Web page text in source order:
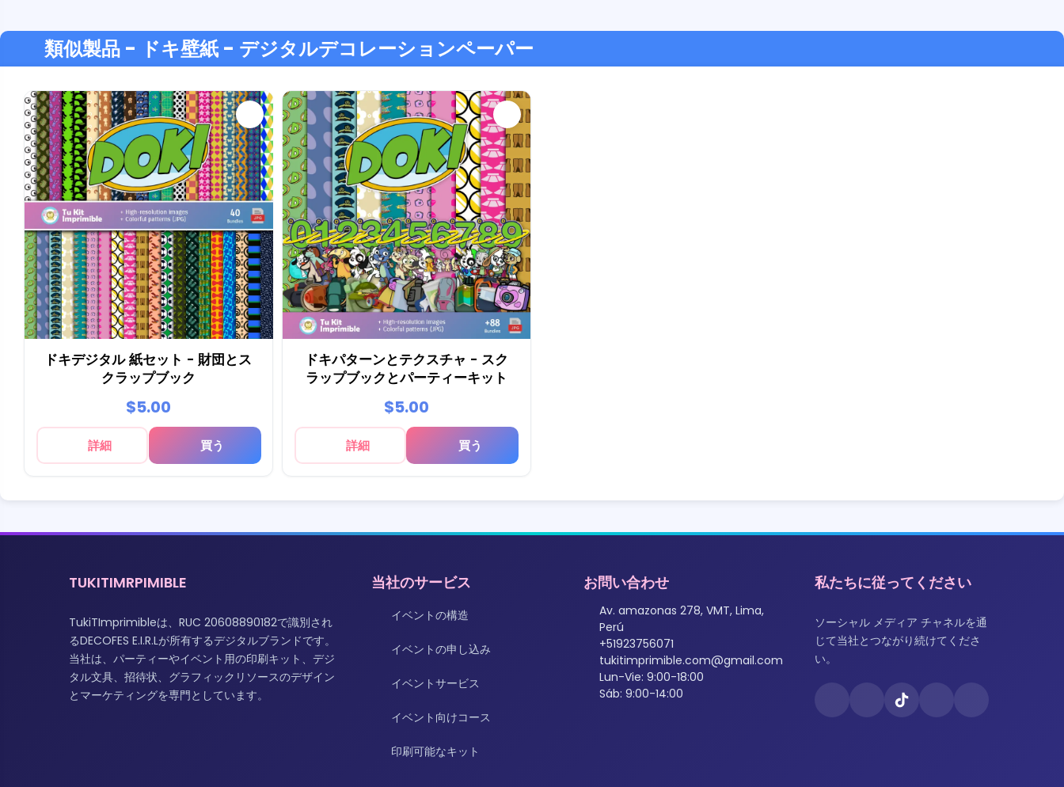
類似製品 - ドキ壁紙 - デジタルデコレーションペーパー
ドキデジタル 紙セット - 財団とス
クラップブック
$5.00
詳細 買う
ドキパターンとテクスチャ - スク
ラップブックとパーティーキット
$5.00
詳細 買う
TUKITIMRPIMIBLE
TukiTImprimibleは、RUC 20608890182で識別され
るDECOFES E.I.R.Lが所有するデジタルブランドです。
当社は、パーティーやイベント用の印刷キット、デジ
タル文具、招待状、グラフィックリソースのデザイン
とマーケティングを専門としています。
当社のサービス
イベントの構造
イベントの申し込み
イベントサービス
イベント向けコース
印刷可能なキット
お問い合わせ
Av. amazonas 278, VMT, Lima,
Perú
+51923756071
tukitimprimible.com@gmail.com
Lun-Vie: 9:00-18:00
Sáb: 9:00-14:00
私たちに従ってください
ソーシャル メディア チャネルを通
じて当社とつながり続けてくださ
い。